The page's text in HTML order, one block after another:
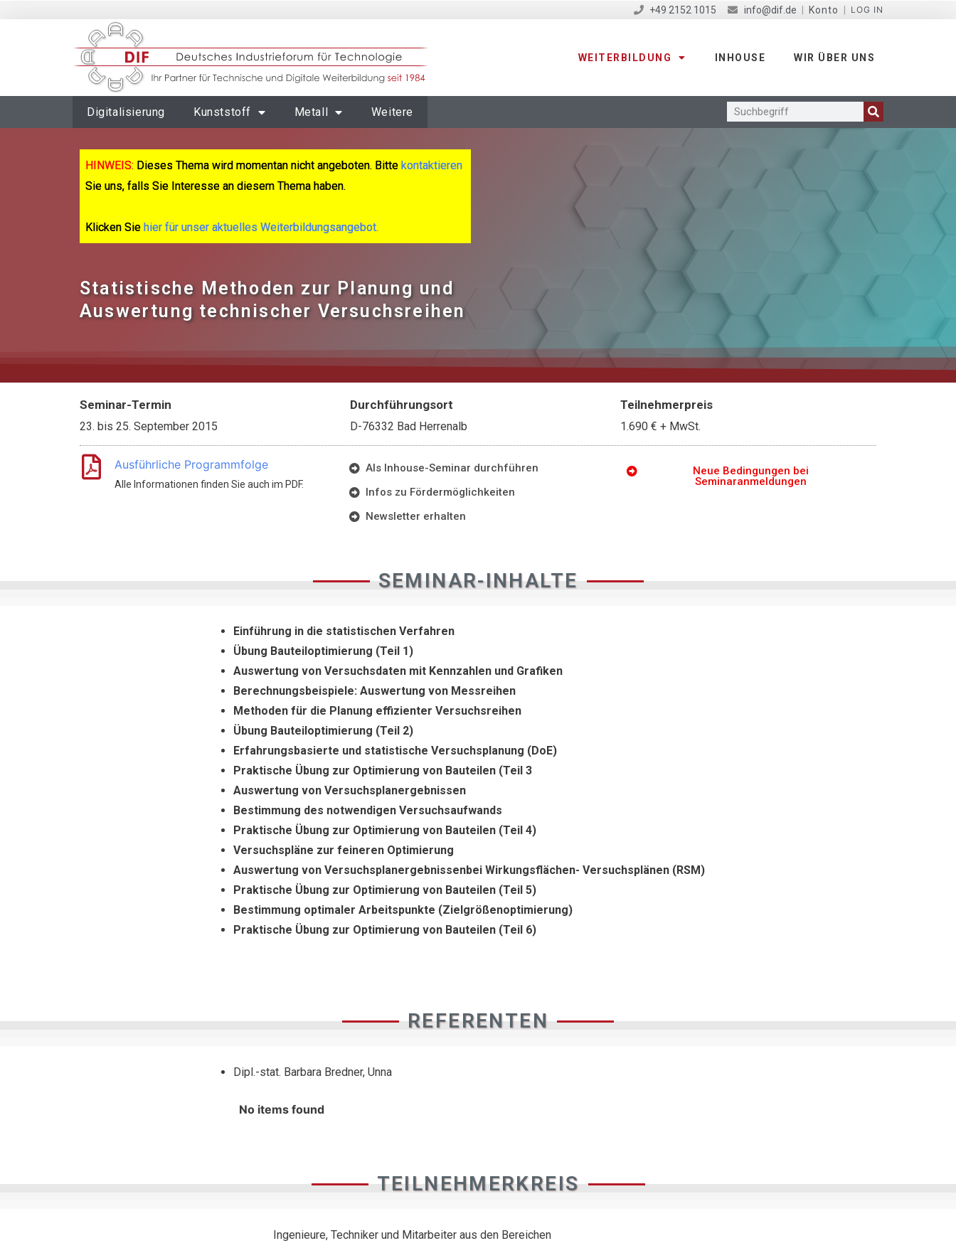
+49 2152 1015 info@dif.de Konto LOG IN
WEITERBILDUNG INHOUSE WIR ÜBER UNS
Digitalisierung Kunststoff Metall Weitere
HINWEIS: Dieses Thema wird momentan nicht angeboten. Bitte kontaktieren
Sie uns, falls Sie Interesse an diesem Thema haben.
Klicken Sie hier für unser aktuelles Weiterbildungsangebot.
Statistische Methoden zur Planung und
Auswertung technischer Versuchsreihen
Seminar-Termin
23. bis 25. September 2015
Durchführungsort
D-76332 Bad Herrenalb
Teilnehmerpreis
1.690 € + MwSt.
Ausführliche Programmfolge
Alle Informationen finden Sie auch im PDF.
Als Inhouse-Seminar durchführen
Infos zu Fördermöglichkeiten
Newsletter erhalten
Neue Bedingungen bei
Seminaranmeldungen
SEMINAR-INHALTE
Einführung in die statistischen Verfahren
Übung Bauteiloptimierung (Teil 1)
Auswertung von Versuchsdaten mit Kennzahlen und Grafiken
Berechnungsbeispiele: Auswertung von Messreihen
Methoden für die Planung effizienter Versuchsreihen
Übung Bauteiloptimierung (Teil 2)
Erfahrungsbasierte und statistische Versuchsplanung (DoE)
Praktische Übung zur Optimierung von Bauteilen (Teil 3
Auswertung von Versuchsplanergebnissen
Bestimmung des notwendigen Versuchsaufwands
Praktische Übung zur Optimierung von Bauteilen (Teil 4)
Versuchspläne zur feineren Optimierung
Auswertung von Versuchsplanergebnissenbei Wirkungsflächen- Versuchsplänen (RSM)
Praktische Übung zur Optimierung von Bauteilen (Teil 5)
Bestimmung optimaler Arbeitspunkte (Zielgrößenoptimierung)
Praktische Übung zur Optimierung von Bauteilen (Teil 6)
REFERENTEN
Dipl.-stat. Barbara Bredner, Unna
No items found
TEILNEHMERKREIS
Ingenieure, Techniker und Mitarbeiter aus den Bereichen